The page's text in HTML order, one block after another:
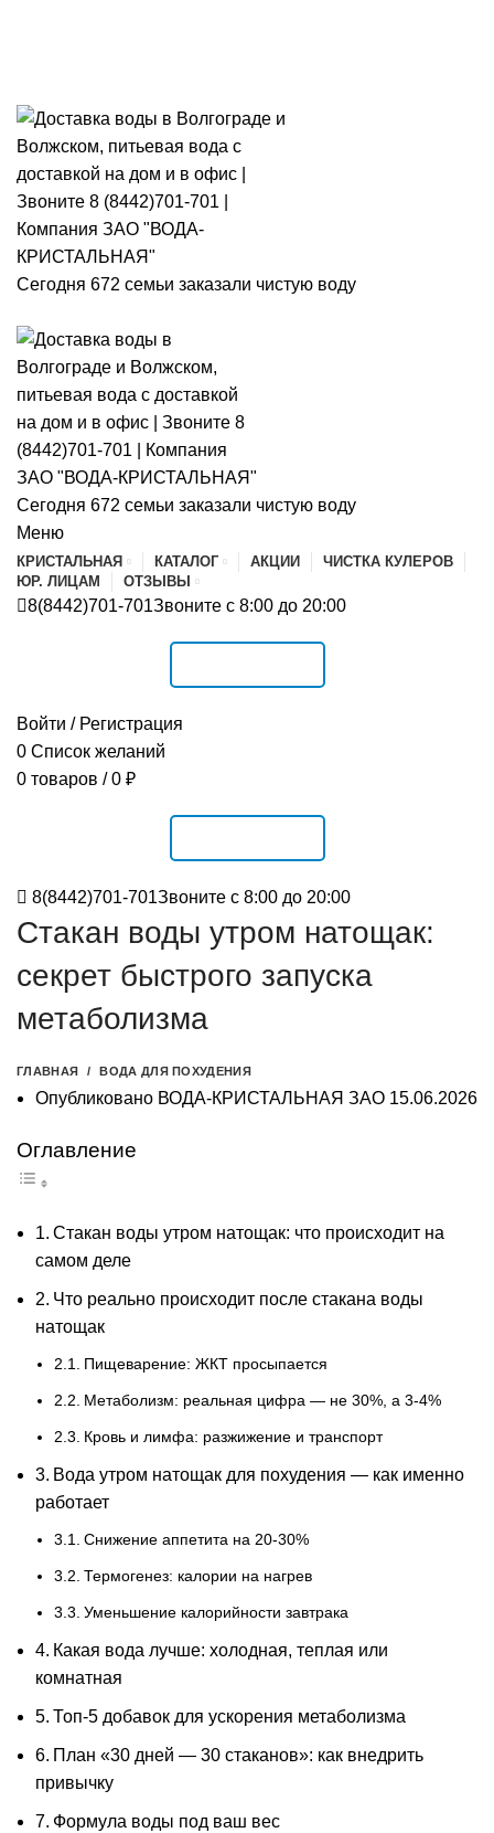
Сегодня 672 семьи заказали чистую воду
Сегодня 672 семьи заказали чистую воду
Меню
КРИСТАЛЬНАЯ КАТАЛОГ АКЦИИ
ЧИСТКА КУЛЕРОВ
ЮР. ЛИЦАМ
ОТЗЫВЫ
8(8442)701-701Звоните с 8:00 до 20:00
Войти / Регистрация
0 Список желаний
0 товаров / 0 ₽
8(8442)701-701Звоните с 8:00 до 20:00
Стакан воды утром натощак:
секрет быстрого запуска
метаболизма
ГЛАВНАЯ ВОДА ДЛЯ ПОХУДЕНИЯ
Опубликовано ВОДА-КРИСТАЛЬНАЯ ЗАО 15.06.2026
Оглавление
Стакан воды утром натощак: что происходит на
самом деле
Что реально происходит после стакана воды
натощак
Пищеварение: ЖКТ просыпается
Метаболизм: реальная цифра — не 30%, а 3-4%
Кровь и лимфа: разжижение и транспорт
Вода утром натощак для похудения — как именно
работает
Снижение аппетита на 20-30%
Термогенез: калории на нагрев
Уменьшение калорийности завтрака
Какая вода лучше: холодная, теплая или
комнатная
Топ-5 добавок для ускорения метаболизма
План «30 дней — 30 стаканов»: как внедрить
привычку
Формула воды под ваш вес